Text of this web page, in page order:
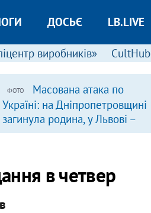
ДОСЬЄ LB.LIVE
виробників» CultHub
ФОТО
Масована атака по
Україні: на Дніпропетровщині
загинула родина, у Львові –
удар по багатоповерхівках
в четвер